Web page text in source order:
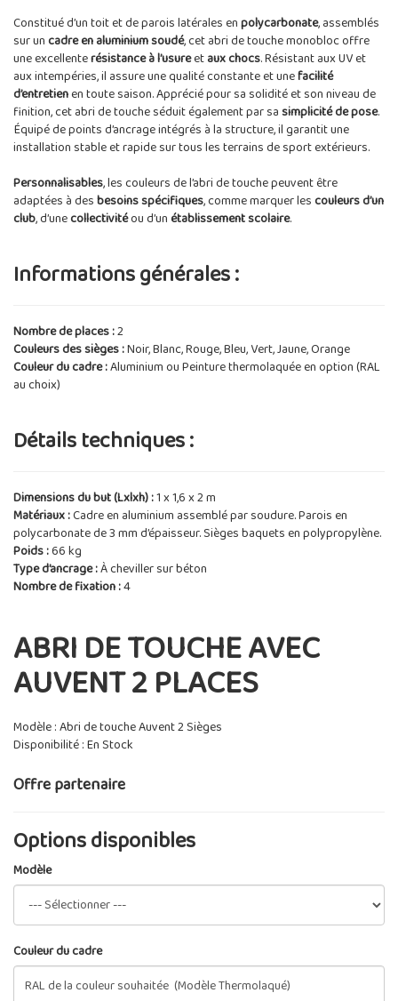
Constitué d’un toit et de parois latérales enpolycarbonate, assemblés
sur uncadre en aluminium soudé, cet abri de touche monobloc offre
une excellenterésistance à l’usureetaux chocs. Résistant aux UV et
aux intempéries, il assure une qualité constante et unefacilité
d’entretienen toute saison. Apprécié pour sa solidité et son niveau de
finition, cet abri de touche séduit également par sasimplicité de pose.
Équipé de points d’ancrage intégrés à la structure, il garantit une
installation stable et rapide sur tous les terrains de sport extérieurs.
Personnalisables, les couleurs de l’abri de touche peuvent être
adaptées à desbesoins spécifiques, comme marquer lescouleurs d’un
club, d’unecollectivitéou d’unétablissement scolaire.
Informations générales :
Nombre de places :2
Couleurs des sièges :Noir, Blanc, Rouge, Bleu, Vert, Jaune, Orange
Couleur du cadre :Aluminium ou Peinture thermolaquée en option (RAL
au choix)
Détails techniques :
Dimensions du but (Lxlxh) :1 x 1,6 x 2 m
Matériaux :Cadre en aluminium assemblé par soudure. Parois en
polycarbonate de 3 mm d’épaisseur. Sièges baquets en polypropylène.
Poids :66 kg
Type d’ancrage :À cheviller sur béton
Nombre de fixation :4
ABRI DE TOUCHE AVEC
AUVENT 2 PLACES
Modèle : Abri de touche Auvent 2 Sièges
Disponibilité : En Stock
Offre partenaire
Options disponibles
Modèle
Couleur du cadre